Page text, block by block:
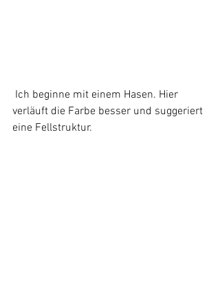
verläuft die Farbe besser und suggeriert
eine Fellstruktur.